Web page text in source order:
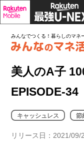
みんなでつくる！暮らしのマネ
美人のA子
EPISODE-34
キャッシュレス 節
リリース日：2021/